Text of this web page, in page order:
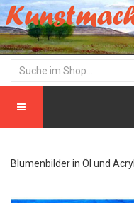
Blumenbilder in Öl und Acryl.